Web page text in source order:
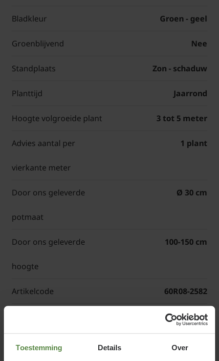
Toestemming Details Over
Bladkleur Groen - geel
Groenblijvend Nee
Standplaats Zon - schaduw
Planttijd Jaarrond
Hoogte volgroeide plant 3 tot 5 meter
Advies aantal per
vierkante meter
1 plant
Door ons geleverde
potmaat
Ø 30 cm
Door ons geleverde
hoogte
100-150 cm
Artikelcode 60R08-2582
Corylus avellana 'Aurea' of Hazelaar